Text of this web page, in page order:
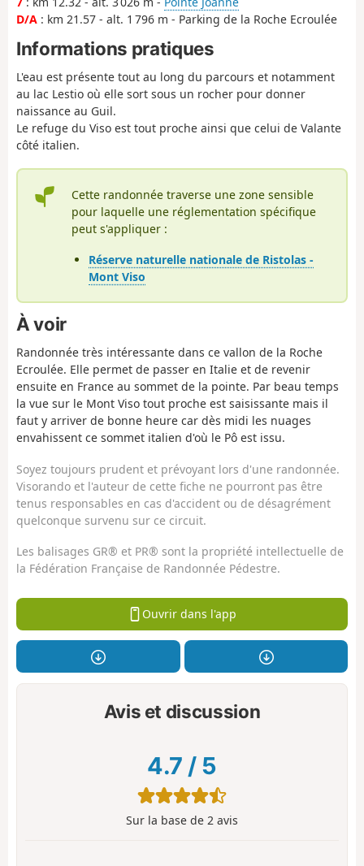
D/A : km 21.57 - alt. 1 796 m - Parking de la Roche Ecroulée
Informations pratiques
L'eau est présente tout au long du parcours et notamment
au lac Lestio où elle sort sous un rocher pour donner
naissance au Guil.
Le refuge du Viso est tout proche ainsi que celui de Valante
côté italien.
Cette randonnée traverse une zone sensible
pour laquelle une réglementation spécifique
peut s'appliquer :
Réserve naturelle nationale de Ristolas -
Mont Viso
À voir
Randonnée très intéressante dans ce vallon de la Roche
Ecroulée. Elle permet de passer en Italie et de revenir
ensuite en France au sommet de la pointe. Par beau temps
la vue sur le Mont Viso tout proche est saisissante mais il
faut y arriver de bonne heure car dès midi les nuages
envahissent ce sommet italien d'où le Pô est issu.
Soyez toujours prudent et prévoyant lors d'une randonnée.
Visorando et l'auteur de cette fiche ne pourront pas être
tenus responsables en cas d'accident ou de désagrément
quelconque survenu sur ce circuit.
Les balisages GR® et PR® sont la propriété intellectuelle de
la Fédération Française de Randonnée Pédestre.
Ouvrir dans l'app
Avis et discussion
4.7 / 5
Sur la base de 2 avis